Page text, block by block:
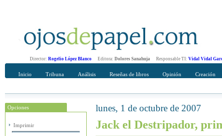
Director: Rogelio López Blanco Editora: Dolores Sanahuja Responsable TI: Vidal Vidal
Inicio Tribuna Análisis Reseñas de libros Opinión Creación
Opciones
Imprimir
Recomendar
lunes, 1 de octubre de 2007
Jack el Destripador,